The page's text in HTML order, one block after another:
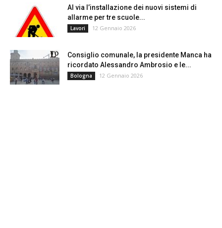
Al via l’installazione dei nuovi sistemi di
allarme per tre scuole...
Lavori 12 Gennaio 2026
Consiglio comunale, la presidente Manca ha
ricordato Alessandro Ambrosio e le...
Bologna 12 Gennaio 2026